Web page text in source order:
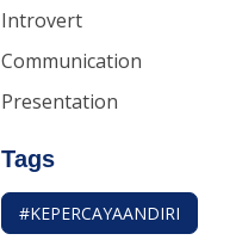
Introvert
Communication
Presentation
Tags
#KEPERCAYAANDIRI